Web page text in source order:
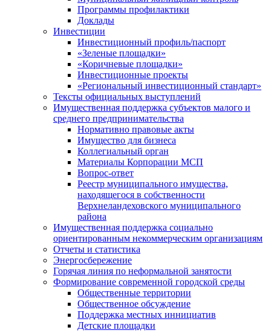
Программы профилактики
Доклады
Инвестиции
Инвестиционный профиль/паспорт
«Зеленые площадки»
«Коричневые площадки»
Инвестиционные проекты
«Региональный инвестиционный стандарт»
Тексты официальных выступлений
Имущественная поддержка субъектов малого и
среднего предпринимательства
Нормативно правовые акты
Имущество для бизнеса
Коллегиальный орган
Материалы Корпорации МСП
Вопрос-ответ
Реестр муниципального имущества,
находящегося в собственности
Верхнеландеховского муниципального
района
Имущественная поддержка социально
ориентированным некоммерческим организациям
Отчеты и статистика
Энергосбережение
Горячая линия по неформальной занятости
Формирование современной городской среды
Общественные территории
Общественное обсуждение
Поддержка местных иннициатив
Детские площадки